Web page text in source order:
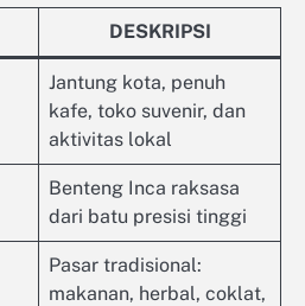
DESKRIPSI
Jantung kota, penuh
kafe, toko suvenir, dan
aktivitas lokal
Benteng Inca raksasa
dari batu presisi tinggi
Pasar tradisional:
makanan, herbal, coklat,